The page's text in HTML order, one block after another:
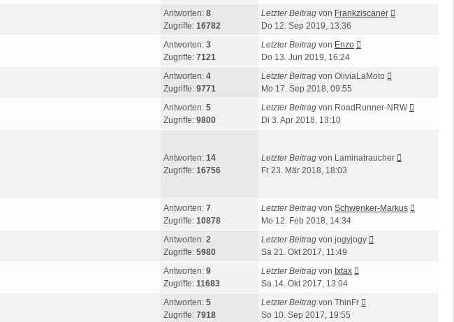
Antworten: 8
Zugriffe: 16782
Letzter Beitrag von Frankziscaner
Do 12. Sep 2019, 13:36
Antworten: 3
Zugriffe: 7121
Letzter Beitrag von Enzo
Do 13. Jun 2019, 16:24
Antworten: 4
Zugriffe: 9771
Letzter Beitrag von OliviaLaMoto
Mo 17. Sep 2018, 09:55
Antworten: 5
Zugriffe: 9800
Letzter Beitrag von RoadRunner-NRW
Di 3. Apr 2018, 13:10
Antworten: 14
Zugriffe: 16756
Letzter Beitrag von Laminatraucher
Fr 23. Mär 2018, 18:03
Antworten: 7
Zugriffe: 10878
Letzter Beitrag von Schwenker-Markus
Mo 12. Feb 2018, 14:34
Antworten: 2
Zugriffe: 5980
Letzter Beitrag von jogyjogy
Sa 21. Okt 2017, 11:49
Antworten: 9
Zugriffe: 11683
Letzter Beitrag von Ixtax
Sa 14. Okt 2017, 13:04
Antworten: 5
Zugriffe: 7918
Letzter Beitrag von ThinFr
So 10. Sep 2017, 19:55